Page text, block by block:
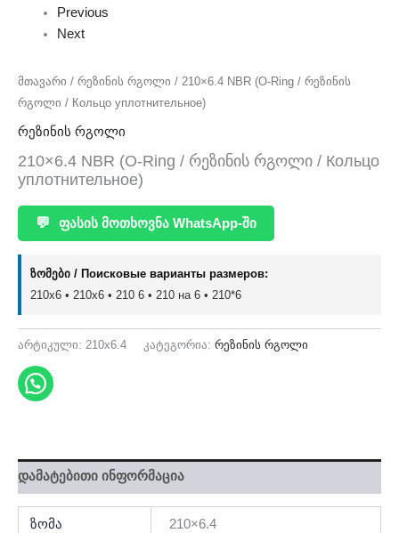
Previous
Next
მთავარი / რეზინის რგოლი / 210×6.4 NBR (O-Ring / რეზინის
რგოლი / Кольцо уплотнительное)
რეზინის რგოლი
210×6.4 NBR (O-Ring / რეზინის რგოლი / Кольцо
уплотнительное)
💬 ფასის მოთხოვნა WhatsApp-ში
ზომები / Поисковые варианты размеров:
210x6 • 210х6 • 210 6 • 210 на 6 • 210*6
არტიკული: 210x6.4 კატეგორია: რეზინის რგოლი
დამატებითი ინფორმაცია
ზომა 210×6.4